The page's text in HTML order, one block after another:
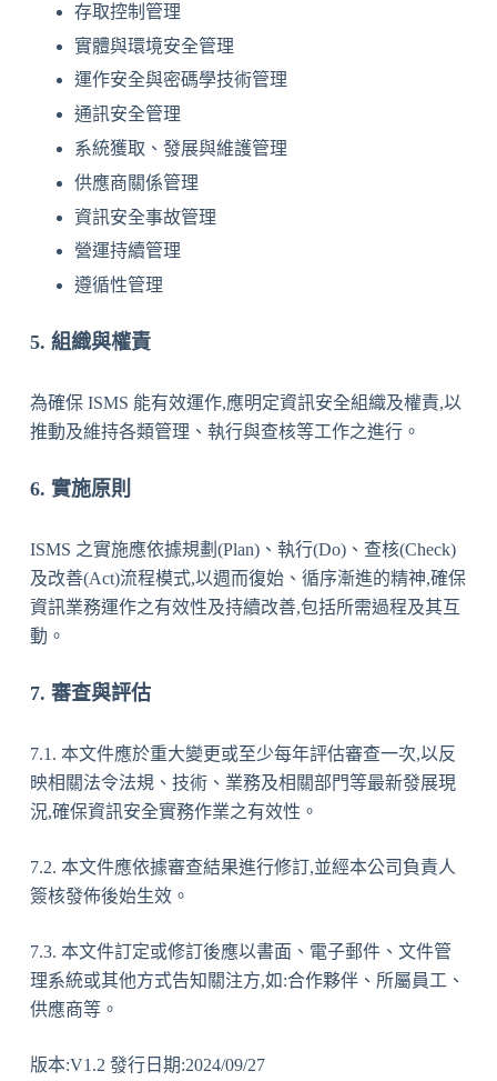
存取控制管理
實體與環境安全管理
運作安全與密碼學技術管理
通訊安全管理
系統獲取、發展與維護管理
供應商關係管理
資訊安全事故管理
營運持續管理
遵循性管理
5. 組織與權責
為確保 ISMS 能有效運作,應明定資訊安全組織及權責,以
推動及維持各類管理、執行與查核等工作之進行。
6. 實施原則
ISMS 之實施應依據規劃(Plan)、執行(Do)、查核(Check)
及改善(Act)流程模式,以週而復始、循序漸進的精神,確保
資訊業務運作之有效性及持續改善,包括所需過程及其互
動。
7. 審查與評估
7.1. 本文件應於重大變更或至少每年評估審查一次,以反
映相關法令法規、技術、業務及相關部門等最新發展現
況,確保資訊安全實務作業之有效性。
7.2. 本文件應依據審查結果進行修訂,並經本公司負責人
簽核發佈後始生效。
7.3. 本文件訂定或修訂後應以書面、電子郵件、文件管
理系統或其他方式告知關注方,如:合作夥伴、所屬員工、
供應商等。
版本:V1.2 發行日期:2024/09/27